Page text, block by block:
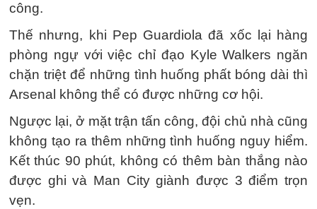
công.
Thế nhưng, khi Pep Guardiola đã xốc lại hàng
phòng ngự với việc chỉ đạo Kyle Walkers ngăn
chặn triệt để những tình huống phất bóng dài thì
Arsenal không thể có được những cơ hội.
Ngược lại, ở mặt trận tấn công, đội chủ nhà cũng
không tạo ra thêm những tình huống nguy hiểm.
Kết thúc 90 phút, không có thêm bàn thắng nào
được ghi và Man City giành được 3 điểm trọn
vẹn.